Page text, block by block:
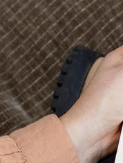
Unsere Geschenke
+49 39292
Montag - Freitag :
Samstag - Sonntag :